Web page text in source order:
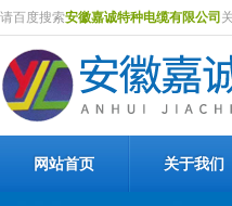
请百度搜索安徽嘉诚特种电缆有限公司
网站首页 关于我们